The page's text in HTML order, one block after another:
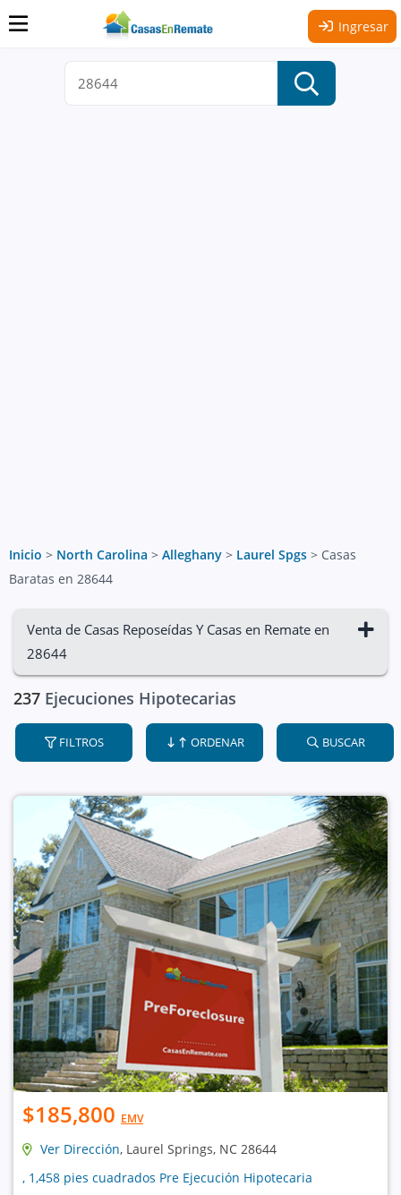
Ingresar
Inicio > North Carolina > Alleghany > Laurel Spgs > Casas
Baratas en 28644
Venta de Casas Reposeídas Y Casas en Remate en
28644
237 Ejecuciones Hipotecarias
FILTROS ORDENAR BUSCAR
$185,800 EMV
Ver Dirección, Laurel Springs, NC 28644
, 1,458 pies cuadrados Pre Ejecución Hipotecaria